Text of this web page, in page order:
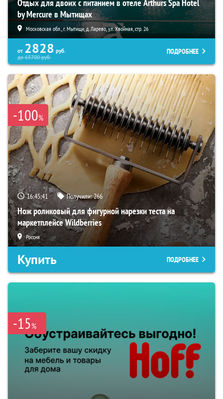
Отдых для двоих с питанием в отеле Arthurs Spa Hotel
by Mercure в Мытищах
Московская обл., г. Мытищи, д. Ларево, ул. Хвойная, стр. 26
от 2828 руб.
до65700руб.
ПОДРОБНЕЕ
-100%
16:45:40 Получили:266
Нож роликовый для фигурной нарезки теста на
маркетплейсе Wildberries
Россия
Купить ПОДРОБНЕЕ
-15%